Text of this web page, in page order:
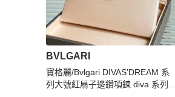
BVLGARI
寶格麗/Bvlgari DIVAS’DREAM 系
列大號紅扇子邊鑽項鍊 diva 系列，